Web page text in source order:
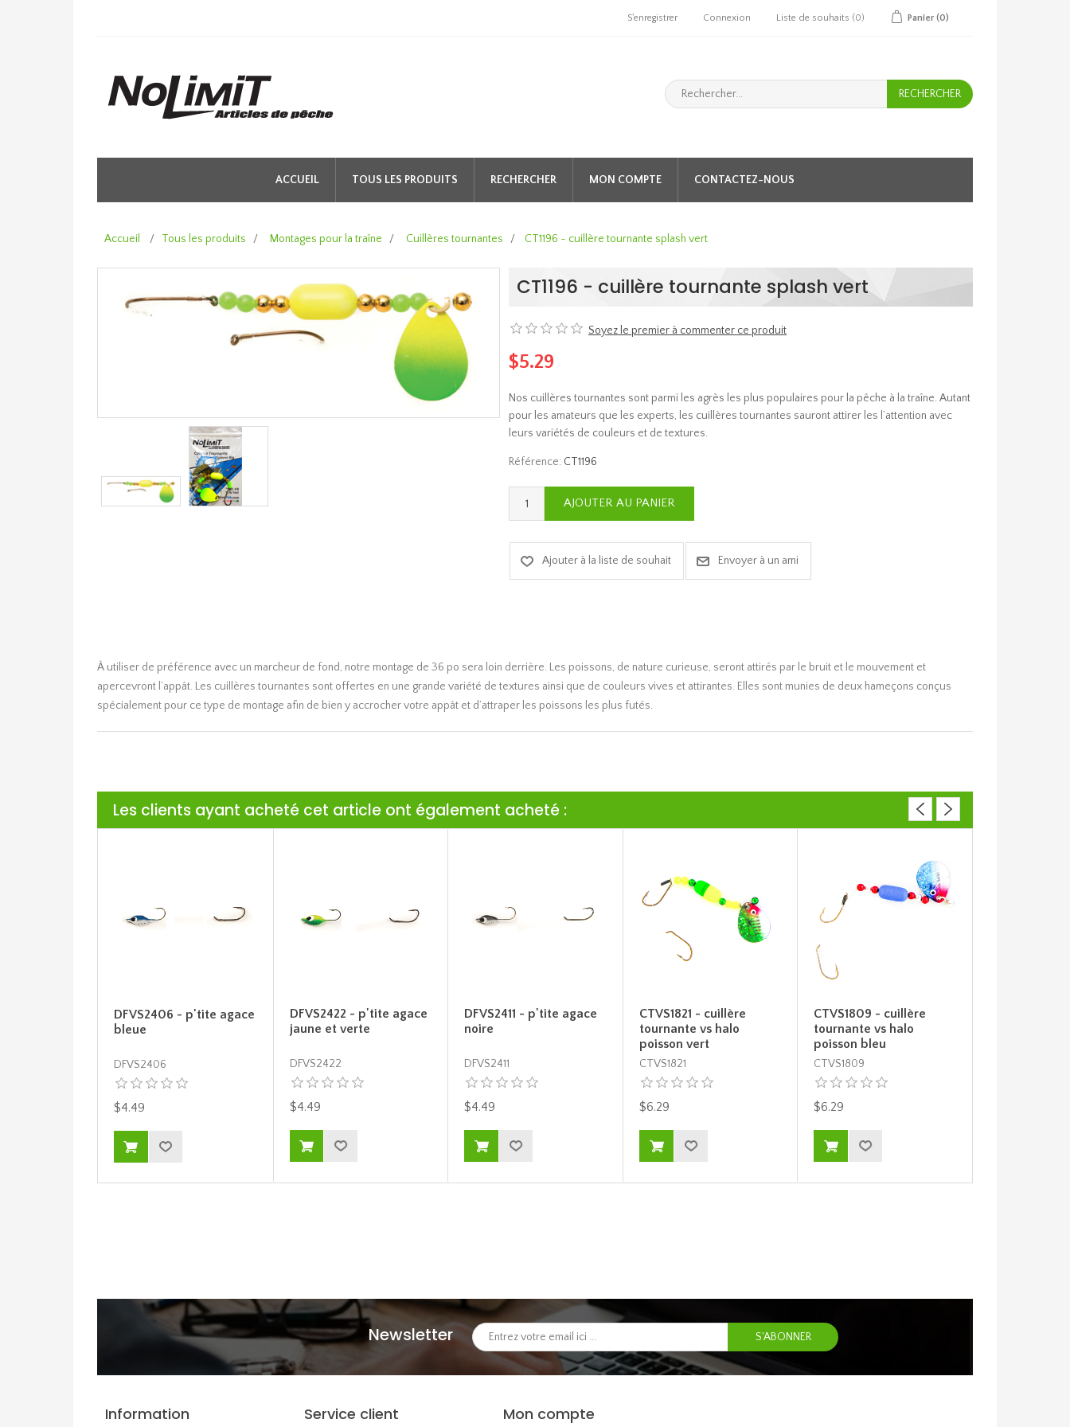
S'enregistrer Connexion Liste de souhaits (0) Panier (0)
ACCUEIL TOUS LES PRODUITS RECHERCHER MON COMPTE CONTACTEZ-NOUS
Accueil / Tous les produits / Montages pour la traîne / Cuillères tournantes / CT1196 - cuillère tournante splash vert
CT1196 - cuillère tournante splash vert
Soyez le premier à commenter ce produit
$5.29
Nos cuillères tournantes sont parmi les agrès les plus populaires pour la pêche à la traîne. Autant
pour les amateurs que les experts, les cuillères tournantes sauront attirer les l’attention avec
leurs variétés de couleurs et de textures.
Référence: CT1196
À utiliser de préférence avec un marcheur de fond, notre montage de 36 po sera loin derrière. Les poissons, de nature curieuse, seront attirés par le bruit et le mouvement et
apercevront l’appât. Les cuillères tournantes sont offertes en une grande variété de textures ainsi que de couleurs vives et attirantes. Elles sont munies de deux hameçons conçus
spécialement pour ce type de montage afin de bien y accrocher votre appât et d’attraper les poissons les plus futés.
Les clients ayant acheté cet article ont également acheté :
DFVS2406 - p'tite agace
bleue
DFVS2406
$4.49
DFVS2422 - p'tite agace
jaune et verte
DFVS2422
$4.49
DFVS2411 - p'tite agace
noire
DFVS2411
$4.49
CTVS1821 - cuillère
tournante vs halo
poisson vert
CTVS1821
$6.29
CTVS1809 - cuillère
tournante vs halo
poisson bleu
CTVS1809
$6.29
Newsletter
Information Service client Mon compte